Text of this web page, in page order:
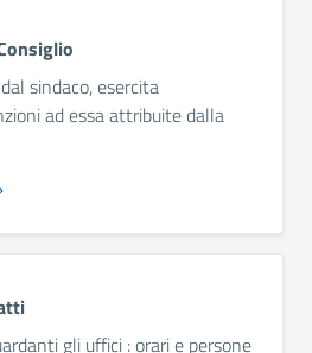
sindaco, esercita
ad essa attribuite dalla
gli uffici : orari e persone